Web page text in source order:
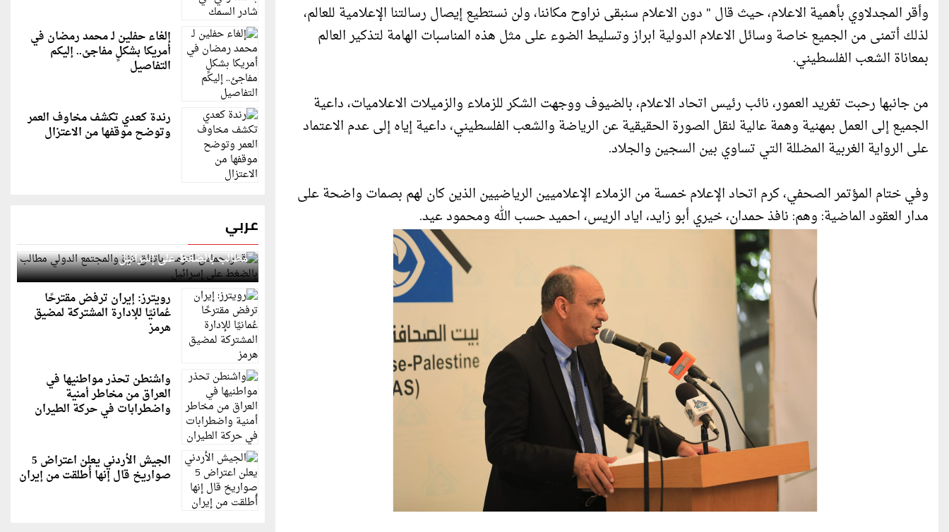
وأقر المجدلاوي بأهمية الاعلام، حيث قال " دون الاعلام سنبقى نراوح مكاننا، ولن نستطيع إيصال رسالتنا الإعلامية للعالم،
لذلك أتمنى من الجميع خاصة وسائل الاعلام الدولية ابراز وتسليط الضوء على مثل هذه المناسبات الهامة لتذكير العالم
بمعاناة الشعب الفلسطيني.
من جانبها رحبت تغريد العمور، نائب رئيس اتحاد الاعلام، بالضيوف ووجهت الشكر للزملاء والزميلات الاعلاميات، داعية
الجميع إلى العمل بمهنية وهمة عالية لنقل الصورة الحقيقية عن الرياضة والشعب الفلسطيني، داعية إياه إلى عدم الاعتماد
على الرواية الغربية المضللة التي تساوي بين السجين والجلاد.
وفي ختام المؤتمر الصحفي، كرم اتحاد الإعلام خمسة من الزملاء الإعلاميين الرياضيين الذين كان لهم بصمات واضحة على
مدار العقود الماضية: وهم: نافذ حمدان، خيري أبو زايد، اياد الريس، احميد حسب الله ومحمود عيد.
إلغاء حفلين لـ محمد رمضان في
أمريكا بشكلٍ مفاجئ.. إليكم
التفاصيل
رندة كعدي تكشف مخاوف العمر
وتوضح موقفها من الاعتزال
عربي
قطر: حماس التزمت باتفاق غزة والمجتمع الدولي
مطالب بالضغط على إسرائيل
رويترز: إيران ترفض مقترحًا
عُمانيًا للإدارة المشتركة لمضيق
هرمز
واشنطن تحذر مواطنيها في
العراق من مخاطر أمنية
واضطرابات في حركة الطيران
الجيش الأردني يعلن اعتراض 5
صواريخ قال إنها أُطلقت من إيران